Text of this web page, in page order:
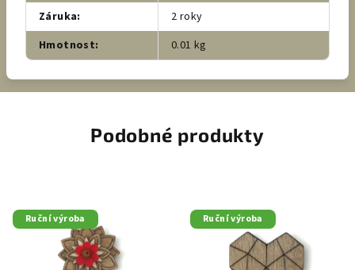
Záruka:
2 roky
Hmotnost: 0.01 kg
Podobné produkty
Ruční výroba Ruční výroba